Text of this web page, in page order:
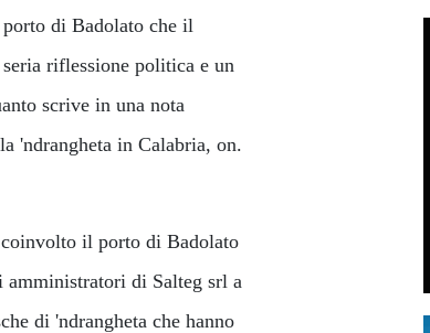
porto di Badolato che il
riflessione politica e un
scrive in una nota
'ndrangheta in Calabria, on.
il porto di Badolato
amministratori di Salteg srl a
di 'ndrangheta che hanno